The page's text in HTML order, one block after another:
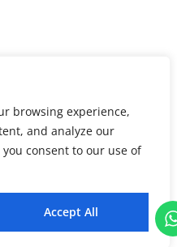
browsing experience,
and analyze our
consent to our use of
Accept All